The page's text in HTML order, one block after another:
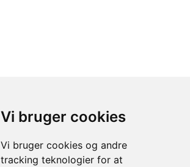
Vi bruger cookies
Vi bruger cookies og andre
tracking teknologier for at